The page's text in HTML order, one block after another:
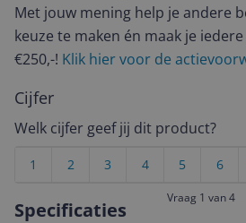
Specificaties
Met jouw mening help je andere
keuze te maken én maak je
€250,-! Klik hier voor de
Cijfer
Welk cijfer geef jij dit product?
6
5
4
3
2
1
Vraag 1 van 4